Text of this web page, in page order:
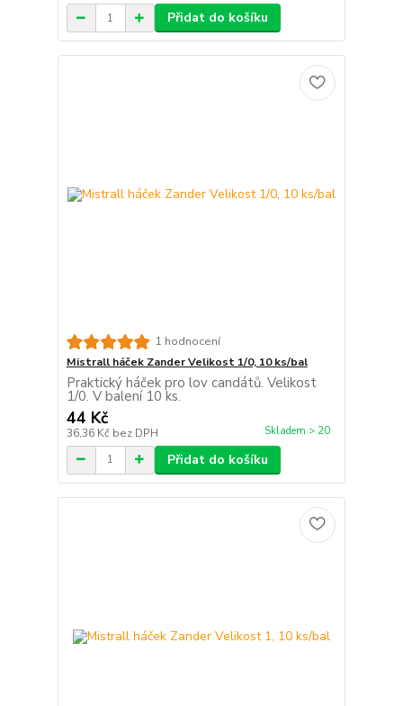
Přidat do košíku
1 hodnocení
Mistrall háček Zander Velikost 1/0, 10 ks/bal
Praktický háček pro lov candátů. Velikost
1/0. V balení 10 ks.
44 Kč
36,36 Kč bez DPH Skladem > 20
Přidat do košíku